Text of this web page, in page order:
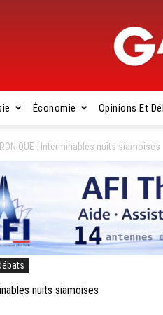
Économie Opinions Et
: Interminables nuits siamoises
nuits siamoises